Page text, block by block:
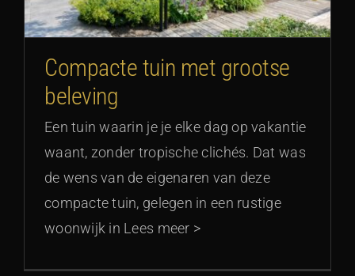
Compacte tuin met grootse
beleving
Een tuin waarin je je elke dag op vakantie
waant, zonder tropische clichés. Dat was
de wens van de eigenaren van deze
compacte tuin, gelegen in een rustige
woonwijk in Lees meer >